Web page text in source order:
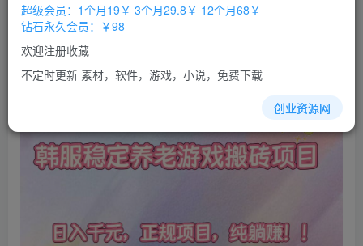
立即购买
您当前未登录！建议登陆后购买，办理会员包月更省钱，可保存购
超级会员：1个月19￥ 3个月29.8￥ 12个月68￥
钻石永久会员：￥98
欢迎注册收藏
不定时更新 素材，软件，游戏，小说，免费下载
创业资源网